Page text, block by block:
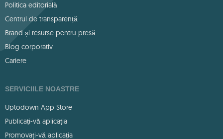
Politica editorială
Centrul de transparență
Brand și resurse pentru presă
Blog corporativ
Cariere
SERVICIILE NOASTRE
Uptodown App Store
Publicați-vă aplicația
Promovați-vă aplicația